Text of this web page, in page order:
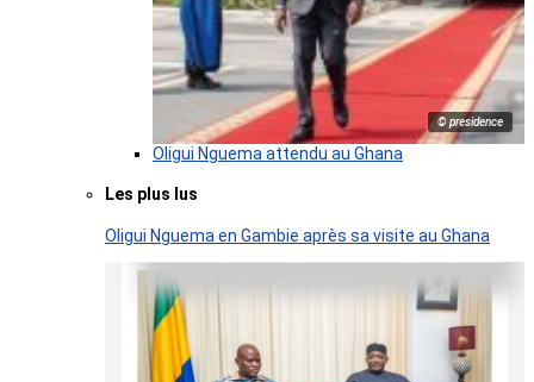
© presidence
Oligui Nguema attendu au Ghana
Les plus lus
Oligui Nguema en Gambie après sa visite au Ghana